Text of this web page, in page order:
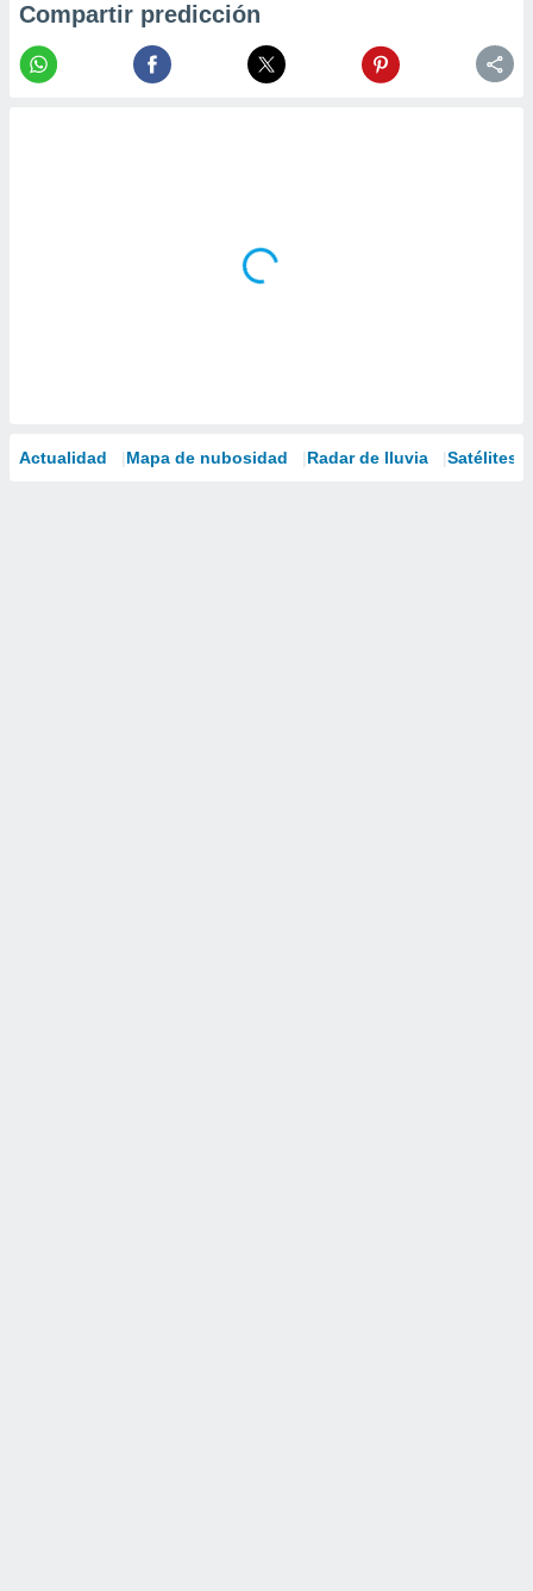
Compartir predicción
Actualidad Mapa de nubosidad Radar de lluvia Satélites